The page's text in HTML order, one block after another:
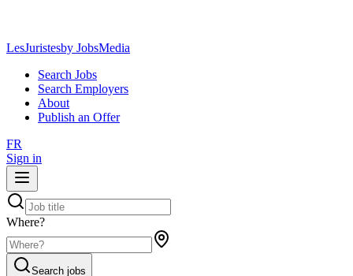
LesJuristesby JobsMedia
Search Jobs
Search Employers
About
Publish an Offer
FR
Sign in
Where?
Search jobs